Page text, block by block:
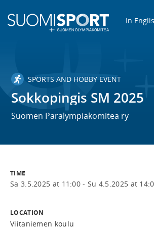
In
SPORTS AND HOBBY EVENT
Sokkopingis SM 2025
Suomen Paralympiakomitea ry
TIME
Sa 3.5.2025 at 11:00 - Su 4.5.2025 at
LOCATION
Viitaniemen koulu